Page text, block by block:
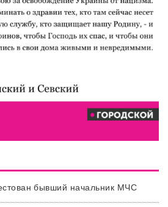
бывший начальник МЧС